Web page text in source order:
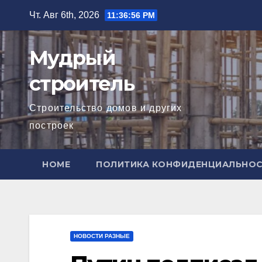
содержимому
Чт. Авг 6th, 2026 11:36:58 PM
Мудрый
строитель
Строительство домов и других
построек
HOME ПОЛИТИКА
НОВОСТИ РАЗНЫЕ